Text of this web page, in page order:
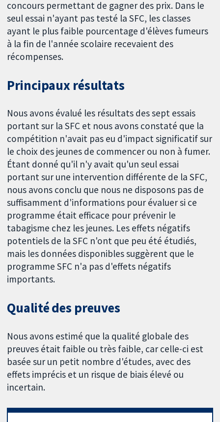
concours permettant de gagner des prix. Dans le
seul essai n'ayant pas testé la SFC, les classes
ayant le plus faible pourcentage d'élèves fumeurs
à la fin de l'année scolaire recevaient des
récompenses.
Principaux résultats
Nous avons évalué les résultats des sept essais
portant sur la SFC et nous avons constaté que la
compétition n'avait pas eu d'impact significatif sur
le choix des jeunes de commencer ou non à fumer.
Étant donné qu'il n'y avait qu'un seul essai
portant sur une intervention différente de la SFC,
nous avons conclu que nous ne disposons pas de
suffisamment d'informations pour évaluer si ce
programme était efficace pour prévenir le
tabagisme chez les jeunes. Les effets négatifs
potentiels de la SFC n'ont que peu été étudiés,
mais les données disponibles suggèrent que le
programme SFC n'a pas d'effets négatifs
importants.
Qualité des preuves
Nous avons estimé que la qualité globale des
preuves était faible ou très faible, car celle-ci est
basée sur un petit nombre d'études, avec des
effets imprécis et un risque de biais élevé ou
incertain.